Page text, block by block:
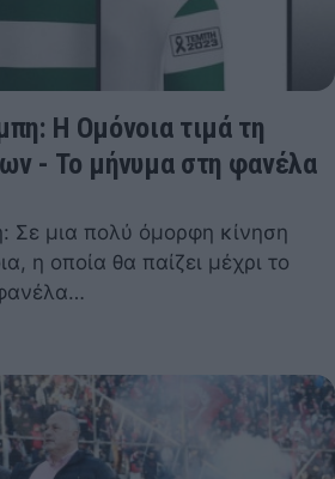
Η Ομόνοια τιμά τη
- Το μήνυμα στη φανέλα
Σε μια πολύ όμορφη κίνηση
η οποία θα παίζει μέχρι το